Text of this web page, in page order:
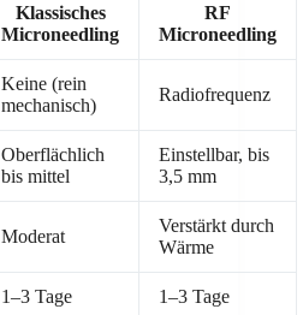
Klassisches
Microneedling
RF
Microneedling
Keine (rein
mechanisch)
Radiofrequenz
Oberflächlich
bis mittel
Einstellbar, bis
3,5 mm
Moderat
Verstärkt durch
Wärme
1–3 Tage 1–3 Tage